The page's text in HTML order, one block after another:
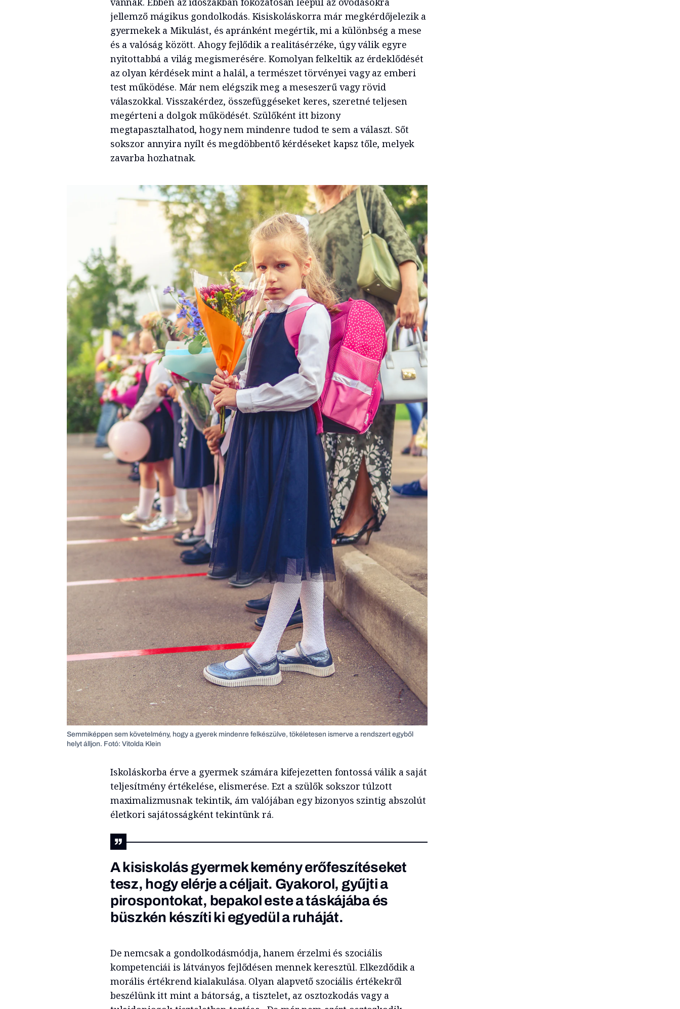
jellemző mágikus gondolkodás. Kisiskoláskorra már megkérdőjelezik a
gyermekek a Mikulást, és apránként megértik, mi a különbség a mese
és a valóság között. Ahogy fejlődik a realitásérzéke, úgy válik egyre
nyitottabbá a világ megismerésére. Komolyan felkeltik az érdeklődését
az olyan kérdések mint a halál, a természet törvényei vagy az emberi
test működése. Már nem elégszik meg a meseszerű vagy rövid
válaszokkal. Visszakérdez, összefüggéseket keres, szeretné teljesen
megérteni a dolgok működését. Szülőként itt bizony
megtapasztalhatod, hogy nem mindenre tudod te sem a választ. Sőt
sokszor annyira nyílt és megdöbbentő kérdéseket kapsz tőle, melyek
zavarba hozhatnak.
Semmiképpen sem követelmény, hogy a gyerek mindenre felkészülve, tökéletesen ismerve a rendszert egyből
helyt álljon. Fotó: Vitolda Klein
Iskoláskorba érve a gyermek számára kifejezetten fontossá válik a saját
teljesítmény értékelése, elismerése. Ezt a szülők sokszor túlzott
maximalizmusnak tekintik, ám valójában egy bizonyos szintig abszolút
életkori sajátosságként tekintünk rá.
A kisiskolás gyermek kemény erőfeszítéseket
tesz, hogy elérje a céljait. Gyakorol, gyűjti a
pirospontokat, bepakol este a táskájába és
büszkén készíti ki egyedül a ruháját.
De nemcsak a gondolkodásmódja, hanem érzelmi és szociális
kompetenciái is látványos fejlődésen mennek keresztül. Elkezdődik a
morális értékrend kialakulása. Olyan alapvető szociális értékekről
beszélünk itt mint a bátorság, a tisztelet, az osztozkodás vagy a